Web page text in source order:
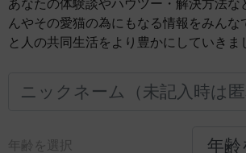
あなたの体験談やハウツー・解決方法な
んやその愛猫の為にもなる情報をみんな
と人の共同生活をより豊かにしていきま
年齢を選択